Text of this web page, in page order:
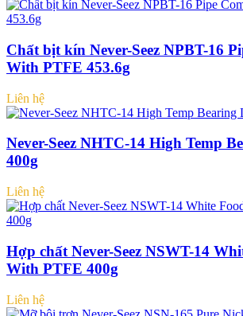
Chất bịt kín Never-Seez NPBT-16
With PTFE 453.6g
Liên hệ
Never-Seez NHTC-14 High Temp
400g
Liên hệ
Hợp chất Never-Seez NSWT-14
With PTFE 400g
Liên hệ